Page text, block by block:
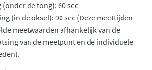
(onder de tong): 60 sec
(in de oksel): 90 sec (Deze meettijden
meetwaarden afhankelijk van de
van de meetpunt en de individuele